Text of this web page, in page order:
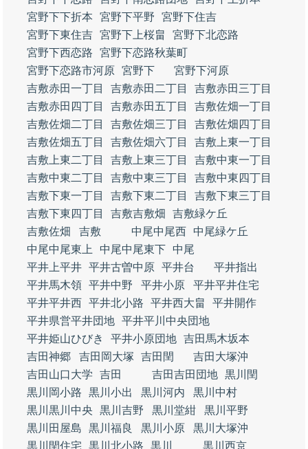
宮野下下折本
宮野下平野
宮野下住吉
宮野下東住吉 宮野下上桜畠
宮野下北恋路
宮野下西恋路
宮野下恋路秋葉町
宮野下恋路市河原 宮野下
宮野下河原
吉敷赤田一丁目
吉敷赤田二丁目
吉敷赤田三丁目
吉敷赤田四丁目
吉敷赤田五丁目
吉敷佐畑一丁目
吉敷佐畑二丁目
吉敷佐畑三丁目
吉敷佐畑四丁目
吉敷佐畑五丁目
吉敷佐畑六丁目
吉敷上東一丁目
吉敷上東二丁目
吉敷上東三丁目
吉敷中東一丁目
吉敷中東二丁目
吉敷中東三丁目
吉敷中東四丁目
吉敷下東一丁目
吉敷下東二丁目
吉敷下東三丁目
吉敷下東四丁目
吉敷吉敷畑
吉敷緑ケ丘
吉敷佐畑
吉敷 中尾中尾西
中尾緑ケ丘
中尾中尾東上
中尾中尾東下
中尾
平井上平井 平井古曽中原 平井台
平井指出
平井馬木領 平井中野 平井小原
平井平井住宅
平井平井西 平井北小路 平井西大畠
平井開作
平井県営平井団地 平井平川中央団地
平井姫山ひびき
平井小原団地 吉田馬木坂本
吉田神郷
吉田岡大塚 吉田閏
吉田大塚沖
吉田山口大学
吉田 吉田吉田団地 黒川閏
黒川岡小路
黒川小出 黒川河内
黒川中村
黒川黒川中央
黒川吉野 黒川堂紺
黒川平野
黒川田屋島
黒川福良 黒川小原
黒川大塚沖
黒川閏住宅
黒川北小路 黒川
黒川西京